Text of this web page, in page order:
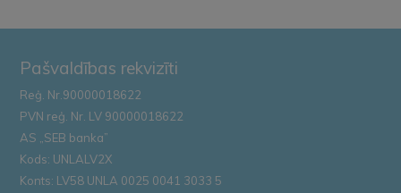
Pašvaldības rekvizīti
Reģ. Nr.90000018622
PVN reģ. Nr. LV 90000018622
AS „SEB banka”
Kods: UNLALV2X
Konts: LV58 UNLA 0025 0041 3033 5